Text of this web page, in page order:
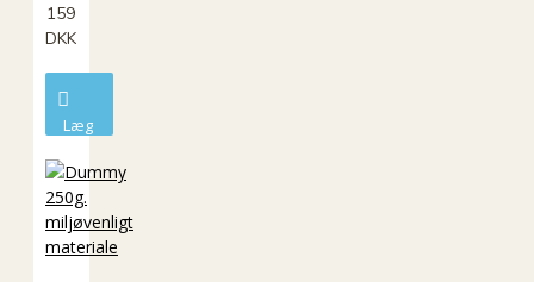
159
DKK
Læg
kurv